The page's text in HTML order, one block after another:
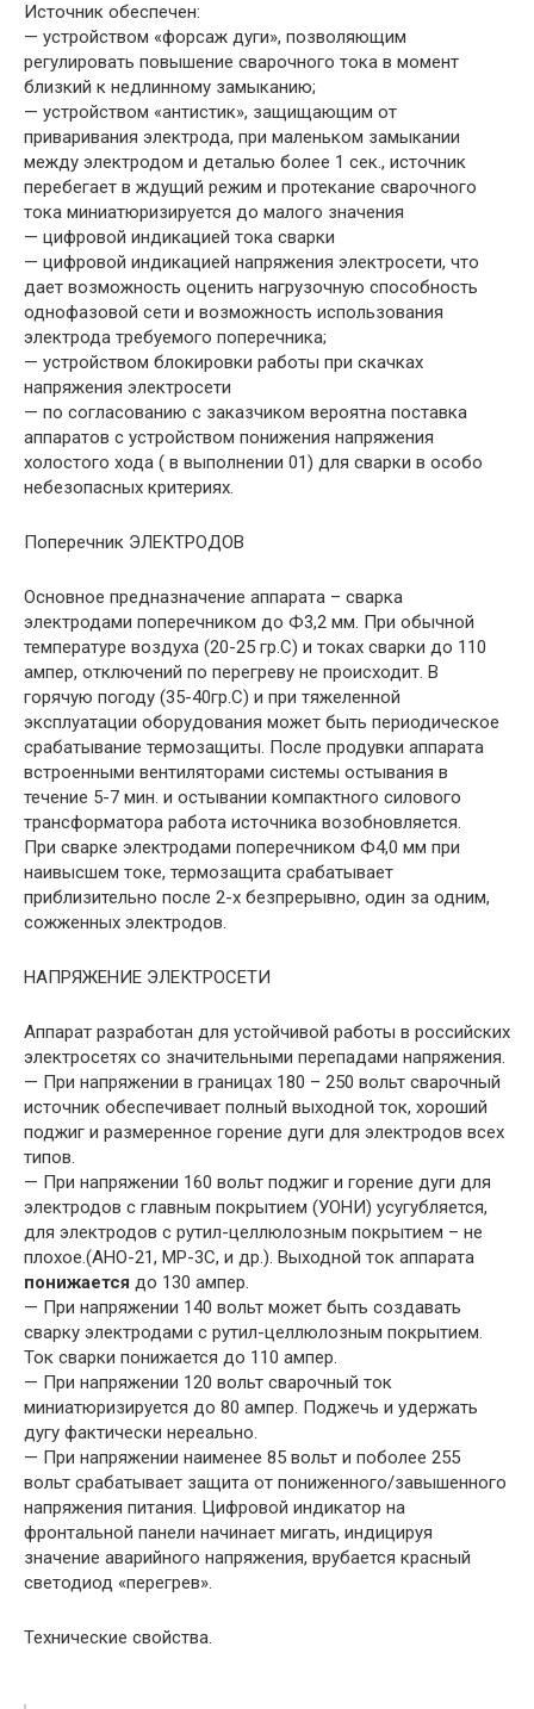
Источник обеспечен:
— устройством «форсаж дуги», позволяющим
регулировать повышение сварочного тока в момент
близкий к недлинному замыканию;
— устройством «антистик», защищающим от
приваривания электрода, при маленьком замыкании
между электродом и деталью более 1 сек., источник
перебегает в ждущий режим и протекание сварочного
тока миниатюризируется до малого значения
— цифровой индикацией тока сварки
— цифровой индикацией напряжения электросети, что
дает возможность оценить нагрузочную способность
однофазовой сети и возможность использования
электрода требуемого поперечника;
— устройством блокировки работы при скачках
напряжения электросети
— по согласованию с заказчиком вероятна поставка
аппаратов с устройством понижения напряжения
холостого хода ( в выполнении 01) для сварки в особо
небезопасных критериях.
Поперечник ЭЛЕКТРОДОВ
Основное предназначение аппарата – сварка
электродами поперечником до Ф3,2 мм. При обычной
температуре воздуха (20-25 гр.С) и токах сварки до 110
ампер, отключений по перегреву не происходит. В
горячую погоду (35-40гр.С) и при тяжеленной
эксплуатации оборудования может быть периодическое
срабатывание термозащиты. После продувки аппарата
встроенными вентиляторами системы остывания в
течение 5-7 мин. и остывании компактного силового
трансформатора работа источника возобновляется.
При сварке электродами поперечником Ф4,0 мм при
наивысшем токе, термозащита срабатывает
приблизительно после 2-х безпрерывно, один за одним,
сожженных электродов.
НАПРЯЖЕНИЕ ЭЛЕКТРОСЕТИ
Аппарат разработан для устойчивой работы в российских
электросетях со значительными перепадами напряжения.
— При напряжении в границах 180 – 250 вольт сварочный
источник обеспечивает полный выходной ток, хороший
поджиг и размеренное горение дуги для электродов всех
типов.
— При напряжении 160 вольт поджиг и горение дуги для
электродов с главным покрытием (УОНИ) усугубляется,
для электродов с рутил-целлюлозным покрытием – не
плохое.(АНО-21, МР-3С, и др.). Выходной ток аппарата
понижается до 130 ампер.
— При напряжении 140 вольт может быть создавать
сварку электродами с рутил-целлюлозным покрытием.
Ток сварки понижается до 110 ампер.
— При напряжении 120 вольт сварочный ток
миниатюризируется до 80 ампер. Поджечь и удержать
дугу фактически нереально.
— При напряжении наименее 85 вольт и поболее 255
вольт срабатывает защита от пониженного/завышенного
напряжения питания. Цифровой индикатор на
фронтальной панели начинает мигать, индицируя
значение аварийного напряжения, врубается красный
светодиод «перегрев».
Технические свойства.